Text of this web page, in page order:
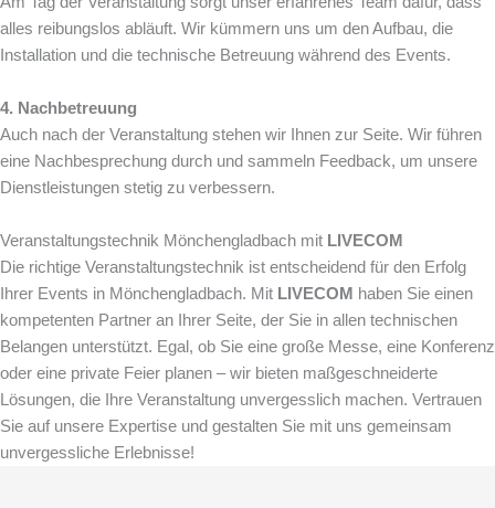
alles reibungslos abläuft. Wir kümmern uns um den Aufbau, die
Installation und die technische Betreuung während des Events.
4. Nachbetreuung
Auch nach der Veranstaltung stehen wir Ihnen zur Seite. Wir führen
eine Nachbesprechung durch und sammeln Feedback, um unsere
Dienstleistungen stetig zu verbessern.
Veranstaltungstechnik Mönchengladbach mit LIVECOM
Die richtige Veranstaltungstechnik ist entscheidend für den Erfolg
Ihrer Events in Mönchengladbach. Mit LIVECOM haben Sie einen
kompetenten Partner an Ihrer Seite, der Sie in allen technischen
Belangen unterstützt. Egal, ob Sie eine große Messe, eine Konferenz
oder eine private Feier planen – wir bieten maßgeschneiderte
Lösungen, die Ihre Veranstaltung unvergesslich machen. Vertrauen
Sie auf unsere Expertise und gestalten Sie mit uns gemeinsam
unvergessliche Erlebnisse!